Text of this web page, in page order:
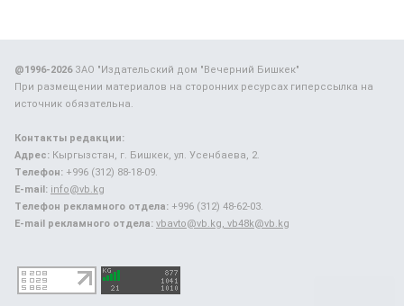
@1996-2026ЗАО "Издательский дом "Вечерний Бишкек"
При размещении материалов на сторонних ресурсах гиперссылка на
источник обязательна.
Контакты редакции:
Адрес: Кыргызстан, г. Бишкек, ул. Усенбаева, 2.
Телефон: +996 (312) 88-18-09.
E-mail: info@vb.kg
Телефон рекламного отдела: +996 (312) 48-62-03.
E-mail рекламного отдела: vbavto@vb.kg, vb48k@vb.kg